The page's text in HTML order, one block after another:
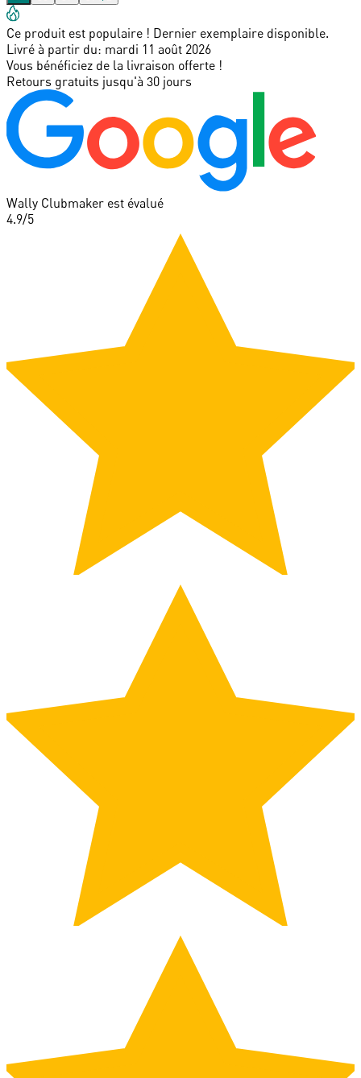
Ce produit est populaire ! Dernier exemplaire disponible.
Livré à partir du: mardi 11 août 2026
Vous bénéficiez de la livraison offerte !
Retours gratuits jusqu'à 30 jours
Wally Clubmaker est évalué
4.9/5